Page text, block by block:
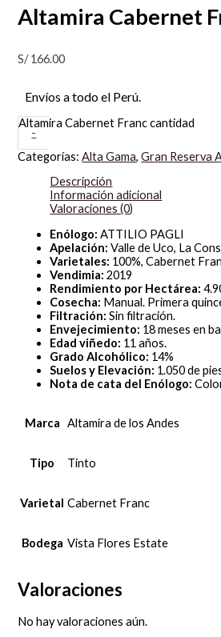
Altamira Cabernet
S/166.00
Envíos a todo el Perú.
-
Altamira Cabernet Franc cantidad
Categorías:Alta Gama,Gran Reserva
Descripción
Información adicional
Valoraciones (0)
Enólogo: ATTILIO PAGLI
Apelación: Valle de Uco, La
Varietales: 100%, Cabernet
Vendimia: 2019
Rendimiento por Hectárea:
Cosecha: Manual. Primera
Filtración: Sin filtración.
Envejecimiento: 18 meses en
Edad viñedo: 11 años.
Grado Alcohólico: 14%
Suelos y Elevación: 1.050 de
Nota de cata del Enólogo:
Marca Altamira de los Andes
Tipo Tinto
Varietal Cabernet Franc
Bodega Vista Flores Estate
Valoraciones
No hay valoraciones aún.